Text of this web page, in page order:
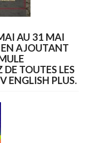
AU 31 MAI
AJOUTANT
TOUTES LES
ENGLISH PLUS.